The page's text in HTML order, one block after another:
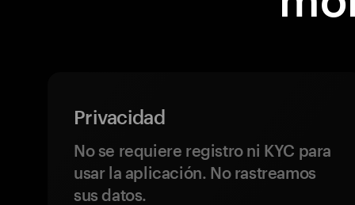
Privacidad
No se requiere registro ni KYC para
usar la aplicación. No rastreamos
sus datos.